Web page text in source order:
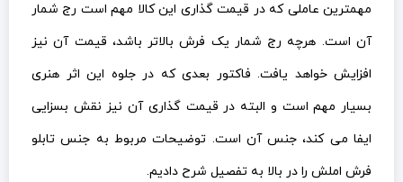
مهمترین عاملی که در قیمت گذاری این کالا مهم است رج شمار
آن است. هرچه رج شمار یک فرش بالاتر باشد، قیمت آن نیز
افزایش خواهد یافت. فاکتور بعدی که در جلوه این اثر هنری
بسیار مهم است و البته در قیمت گذاری آن نیز نقش بسزایی
ایفا می کند، جنس آن است. توضیحات مربوط به جنس تابلو
فرش املش را در بالا به تفصیل شرح دادیم.